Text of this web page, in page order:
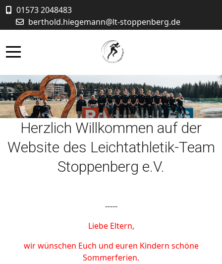
01573 2048483
berthold.hiegemann@lt-stoppenberg.de
Mobile Menu Toggle
Herzlich Willkommen auf der
Website des Leichtathletik-Team
Stoppenberg e.V.
-----
Liebe Eltern,
wir wünschen Euch und euren Kindern schöne
Sommerferien.